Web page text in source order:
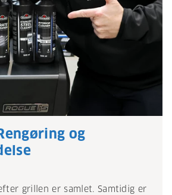
og
grillen er samlet. Samtidig er